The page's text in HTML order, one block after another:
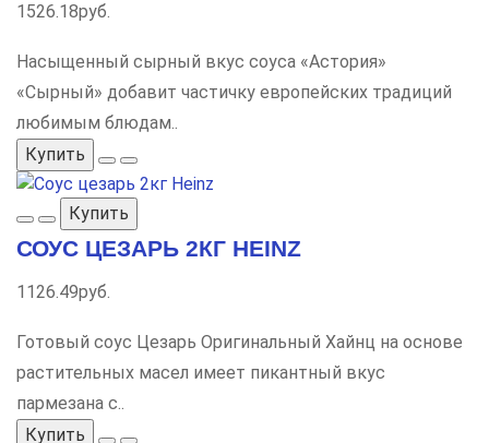
1526.18руб.
Насыщенный сырный вкус соуса «Астория»
«Сырный» добавит частичку европейских традиций
любимым блюдам..
Купить
Купить
СОУС ЦЕЗАРЬ 2КГ HEINZ
1126.49руб.
Готовый соус Цезарь Оригинальный Хайнц на основе
растительных масел имеет пикантный вкус
пармезана с..
Купить